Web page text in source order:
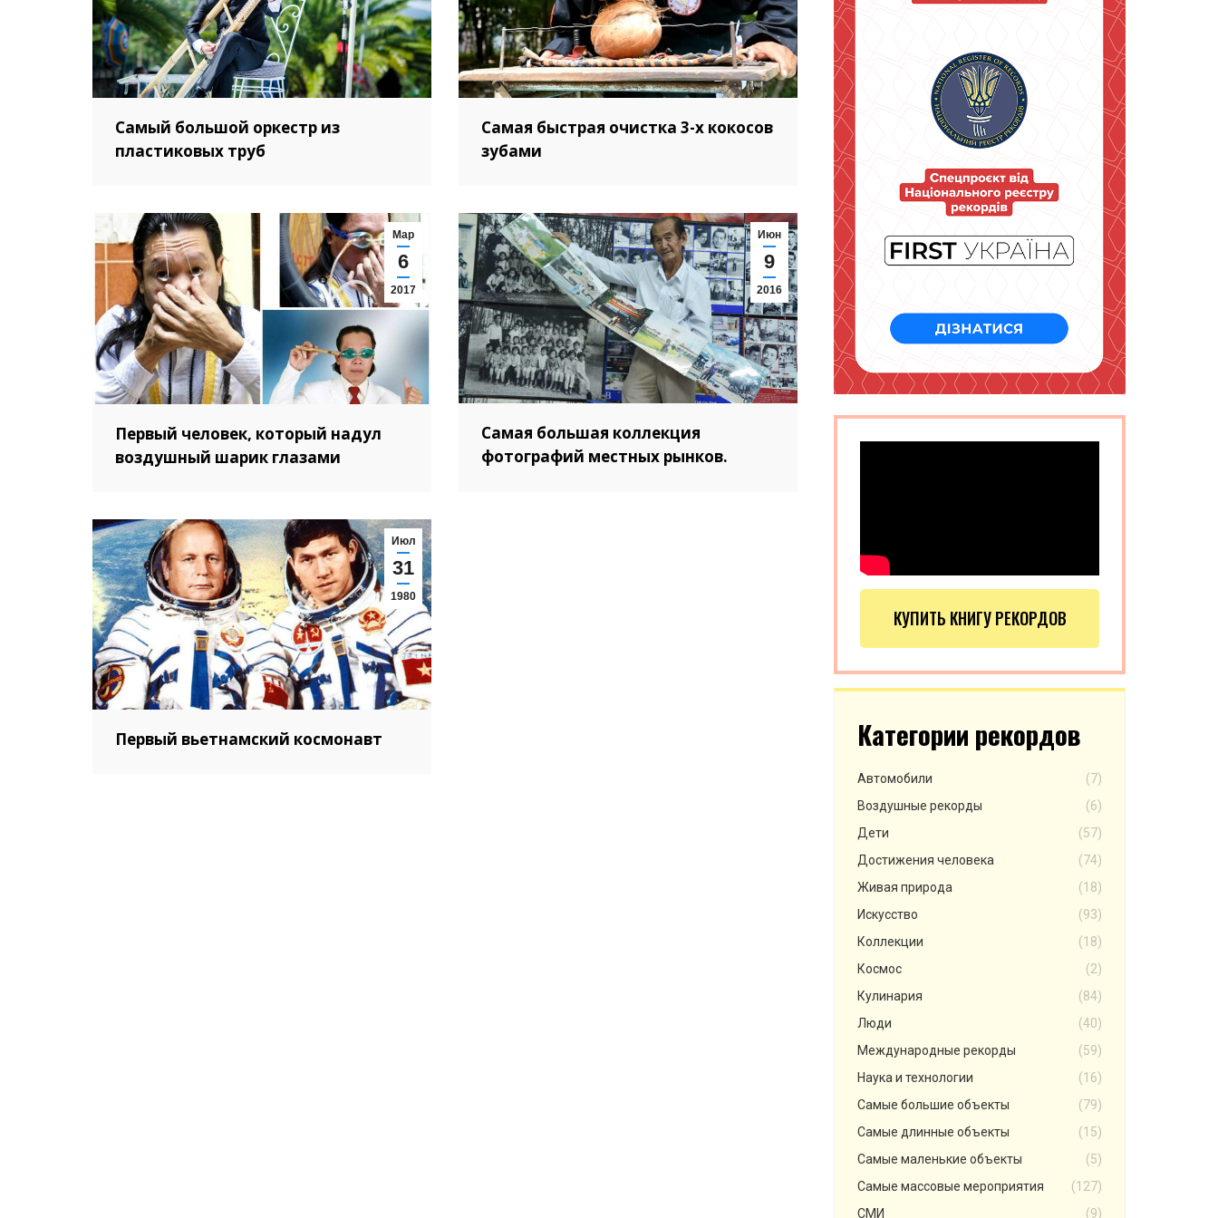
Самый большой оркестр из
пластиковых труб
Самая быстрая очистка 3-х кокосов
зубами
Мар
6
2017
Первый человек, который надул
воздушный шарик глазами
Июн
9
2016
Самая большая коллекция
фотографий местных рынков.
Июл
31
1980
Первый вьетнамский космонавт
КУПИТЬ КНИГУ РЕКОРДОВ
Категории рекордов
Автомобили
(7)
Воздушные рекорды
(6)
Дети
(57)
Достижения человека
(74)
Живая природа
(18)
Искусство
(93)
Коллекции
(18)
Космос
(2)
Кулинария
(84)
Люди
(40)
Международные рекорды
(59)
Наука и технологии
(16)
Самые большие объекты
(79)
Самые длинные объекты
(15)
Самые маленькие объекты
(5)
Самые массовые мероприятия
(127)
СМИ
(9)